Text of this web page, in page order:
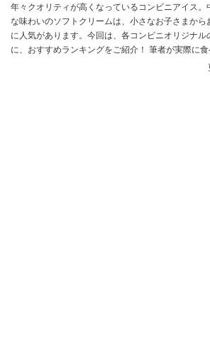
年々クオリティが高くなっているコンビニアイス
な味わいのソフトクリームは、小さなお子さまか
に人気があります。今回は、各コンビニオリジナ
に、おすすめランキングをご紹介！ 筆者が実際に